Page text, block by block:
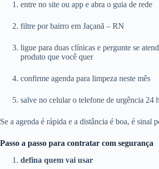
entre no site ou app e abra o guia de rede
filtre por bairro em Jaçanã – RN
ligue para duas clínicas e pergunte se
produto que você quer
confirme agenda para limpeza neste mês
salve no celular o telefone de urgência 24
Se a agenda é rápida e a distância é boa, é sinal
Passo a passo para contratar com segurança
defina quem vai usar